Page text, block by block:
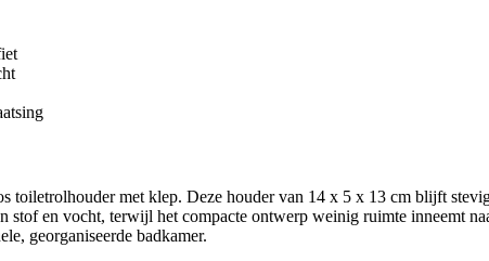
toiletrolhouder met klep. Deze houder van 14 x 5 x 13 cm blijft
stof en vocht, terwijl het compacte ontwerp weinig ruimte inneemt
georganiseerde badkamer.